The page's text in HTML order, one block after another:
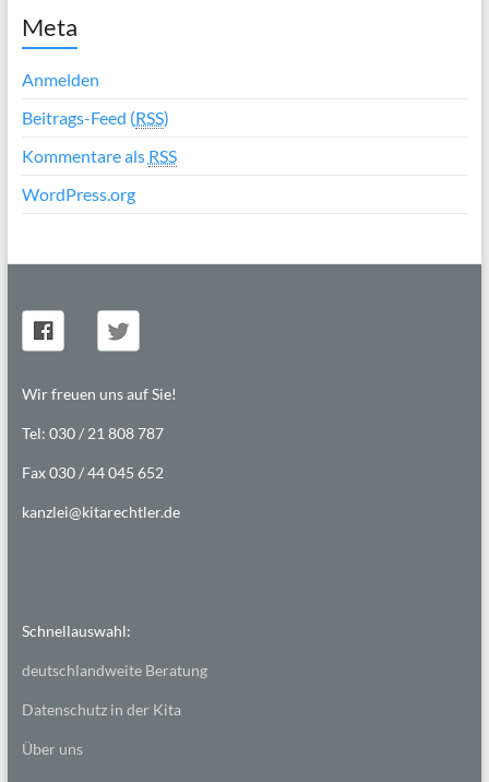
Meta
Anmelden
Beitrags-Feed (RSS)
Kommentare als RSS
WordPress.org
Wir freuen uns auf Sie!
Tel: 030 / 21 808 787
Fax 030 / 44 045 652
kanzlei@kitarechtler.de
Schnellauswahl:
deutschlandweite Beratung
Datenschutz in der Kita
Über uns